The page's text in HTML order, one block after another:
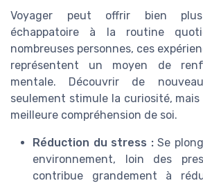
Voyager peut offrir bien
échappatoire à la routine
nombreuses personnes, ces
représentent un moyen de
mentale. Découvrir de
seulement stimule la curiosité,
meilleure compréhension de soi.
Réduction du stress :Se
environnement, loin des
contribue grandement à